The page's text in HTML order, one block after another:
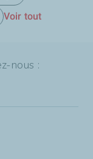
Voir tout
nous :